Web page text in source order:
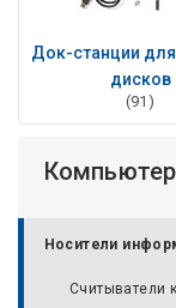
Док-станции
дисков
(91)
Носители
Считыватели